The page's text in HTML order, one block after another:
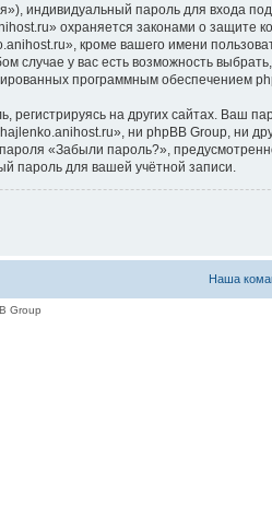
индивидуальный пароль для входа
охраняется законами о защите
кроме вашего имени
случае у вас есть возможность
программным обеспечением
на других сайтах. Ваш
ни phpBB Group, ни
«Забыли пароль?»,
пароль для вашей учётной записи.
Наша
Group